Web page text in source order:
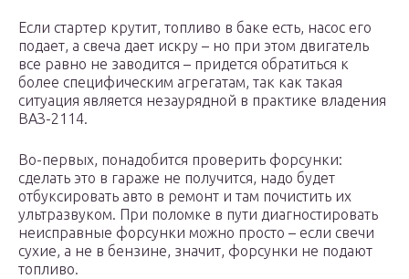
Если стартер крутит, топливо в баке есть, насос его
подает, а свеча дает искру – но при этом двигатель
все равно не заводится – придется обратиться к
более специфическим агрегатам, так как такая
ситуация является незаурядной в практике владения
ВАЗ-2114.
Во-первых, понадобится проверить форсунки:
сделать это в гараже не получится, надо будет
отбуксировать авто в ремонт и там почистить их
ультразвуком. При поломке в пути диагностировать
неисправные форсунки можно просто – если свечи
сухие, а не в бензине, значит, форсунки не подают
топливо.